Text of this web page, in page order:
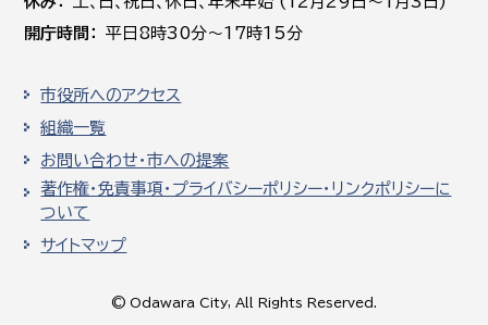
開庁時間
平日8時30分～17時15分
市役所へのアクセス
組織一覧
お問い合わせ・市への提案
著作権・免責事項・プライバシーポリシー・リンクポリシーに
ついて
サイトマップ
© Odawara City, All Rights Reserved.